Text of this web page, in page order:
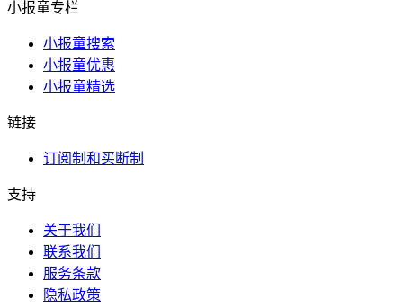
小报童专栏
小报童搜索
小报童优惠
小报童精选
链接
订阅制和买断制
支持
关于我们
联系我们
服务条款
隐私政策